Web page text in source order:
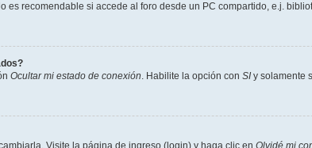
recomendable si accede al foro desde un PC compartido, e.j.
Ocultar mi estado de conexión. Habilite la opción con SI y solamente
Visite la página de ingreso (login) y haga clic en Olvidé mi